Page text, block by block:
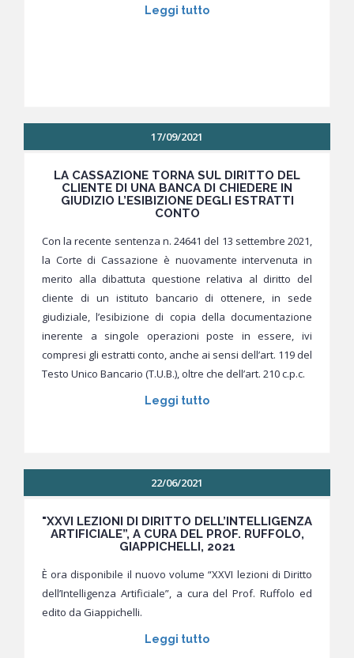
Leggi tutto
17/09/2021
LA CASSAZIONE TORNA SUL DIRITTO DEL
CLIENTE DI UNA BANCA DI CHIEDERE IN
GIUDIZIO L’ESIBIZIONE DEGLI ESTRATTI
CONTO
Con la recente sentenza n. 24641 del 13 settembre 2021,
la Corte di Cassazione è nuovamente intervenuta in
merito alla dibattuta questione relativa al diritto del
cliente di un istituto bancario di ottenere, in sede
giudiziale, l’esibizione di copia della documentazione
inerente a singole operazioni poste in essere, ivi
compresi gli estratti conto, anche ai sensi dell’art. 119 del
Testo Unico Bancario (T.U.B.), oltre che dell’art. 210 c.p.c.
Leggi tutto
22/06/2021
"XXVI LEZIONI DI DIRITTO DELL’INTELLIGENZA
ARTIFICIALE”, A CURA DEL PROF. RUFFOLO,
GIAPPICHELLI, 2021
È ora disponibile il nuovo volume “XXVI lezioni di Diritto
dell’Intelligenza Artificiale”, a cura del Prof. Ruffolo ed
edito da Giappichelli.
Leggi tutto